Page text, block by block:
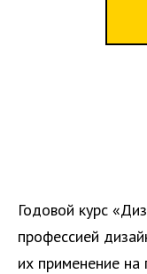
Годовой курс
профессией
их применение на